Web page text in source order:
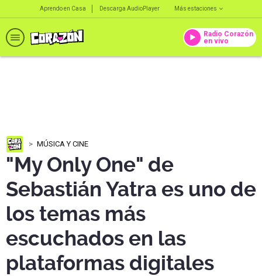
Aprendo en Casa Descarga AudioPlayer Más estaciones
Radio Corazón
en vivo
MÚSICA Y CINE
"My Only One" de
Sebastián Yatra es uno de
los temas más
escuchados en las
plataformas digitales